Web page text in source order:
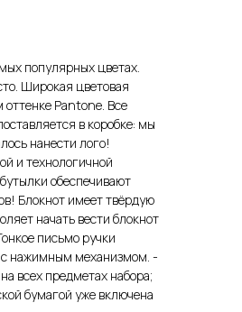
популярных цветах.
Широкая цветовая
оттенке Pantone. Все
в коробке: мы
нанести лого!
и технологичной
обеспечивают
Блокнот имеет твёрдую
начать вести блокнот
письмо ручки
нажимным механизмом. -
всех предметах набора;
бумагой уже включена